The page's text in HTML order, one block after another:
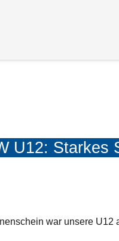
U12: Starkes
war unsere U12